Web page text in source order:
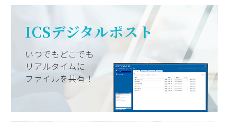
ICSデジタルポスト
いつでもどこでも
リアルタイムに
ファイルを共有！